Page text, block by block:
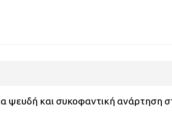
ψευδή και συκοφαντική ανάρτηση